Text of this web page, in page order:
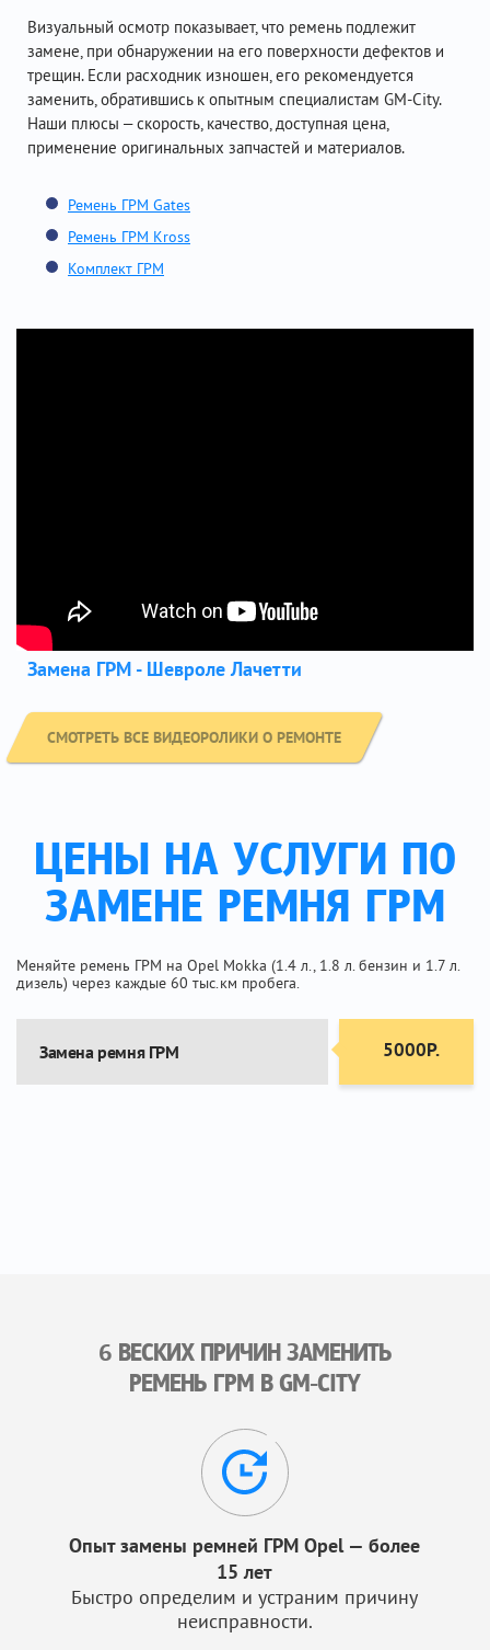
Визуальный осмотр показывает, что ремень подлежит
замене, при обнаружении на его поверхности дефектов и
трещин. Если расходник изношен, его рекомендуется
заменить, обратившись к опытным специалистам GM-City.
Наши плюсы – скорость, качество, доступная цена,
применение оригинальных запчастей и материалов.
Ремень ГРМ Gates
Ремень ГРМ Kross
Комплект ГРМ
Замена ГРМ - Шевроле Лачетти
СМОТРЕТЬ ВСЕ ВИДЕОРОЛИКИ О РЕМОНТЕ
ЦЕНЫ НА УСЛУГИ ПО
ЗАМЕНЕ РЕМНЯ ГРМ
Меняйте ремень ГРМ на Opel Mokka (1.4 л., 1.8 л. бензин и 1.7 л.
дизель) через каждые 60 тыс.км пробега.
Замена ремня ГРМ 5000Р.
6 ВЕСКИХ ПРИЧИН ЗАМЕНИТЬ
РЕМЕНЬ ГРМ В GM-CITY
Опыт замены ремней ГРМ Opel — более
15 лет
Быстро определим и устраним причину
неисправности.